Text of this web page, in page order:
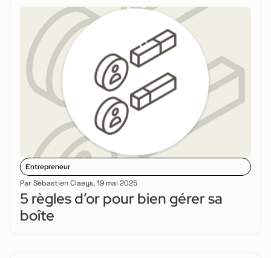
Entrepreneur
Par Sébastien Claeys,19 mai 2025
5 règles d’or pour bien gérer sa
boîte